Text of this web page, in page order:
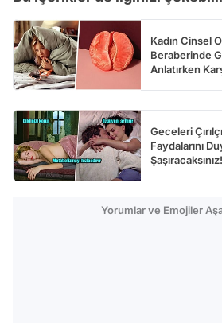
Kadın Cinsel
Beraberinde
Anlatırken
Geceleri
Faydalarını
Şaşıracaksınız!
Yorumlar ve Emojiler